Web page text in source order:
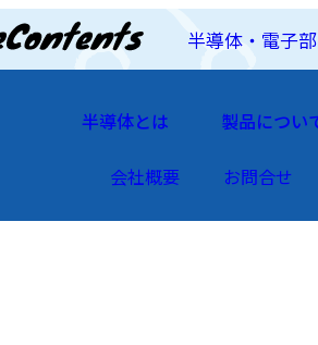
半導体・電子
半導体とは 製品につい
会社概要 お問合せ